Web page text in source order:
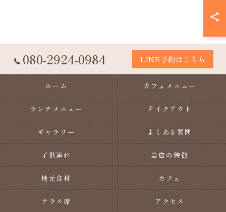
080-2924-0984 LINE予約はこちら
ホーム カフェメニュー
ランチメニュー テイクアウト
ギャラリー よくある質問
子供連れ 当店の特徴
地元食材 カフェ
テラス席 アクセス